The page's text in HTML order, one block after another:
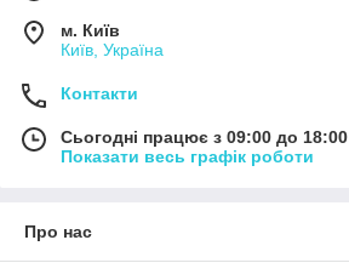
м. Київ
Київ, Україна
Контакти
Сьогодні працює з 09:00 до 18:00
Показати весь графік роботи
Про нас